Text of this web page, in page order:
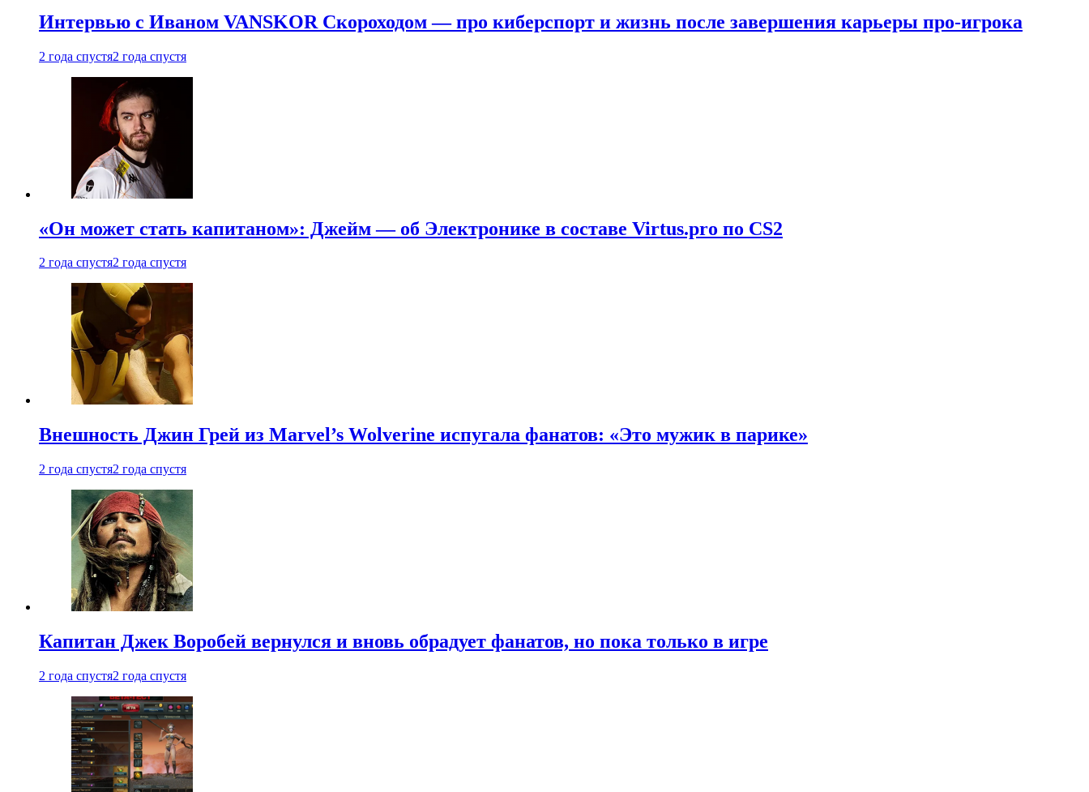
Интервью с Иваном VANSKOR Скороходом — про киберспорт и жизнь после завершения карьеры про-игрока
2 года спустя2 года спустя
«Он может стать капитаном»: Джейм — об Электронике в составе Virtus.pro по CS2
2 года спустя2 года спустя
Внешность Джин Грей из Marvel’s Wolverine испугала фанатов: «Это мужик в парике»
2 года спустя2 года спустя
Капитан Джек Воробей вернулся и вновь обрадует фанатов, но пока только в игре
2 года спустя2 года спустя